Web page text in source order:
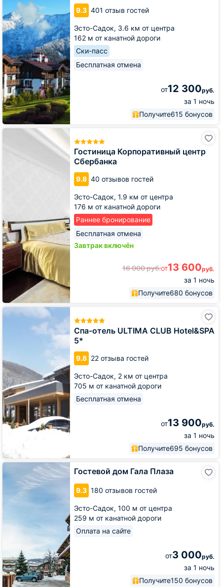
9.3 401 отзыв гостей
Эсто-Садок, 3.6 км от центра
162 м от канатной дороги
Ски-пасс
Бесплатная отмена
от12 300руб.
за 1 ночь
Получите615 бонусов
Гостиница Корпоративный центр
Сбербанка
9.8 40 отзывов гостей
Эсто-Садок, 1.9 км от центра
176 м от канатной дороги
Раннее бронирование
Бесплатная отмена
Завтрак включён
16 000руб.от13 600руб.
за 1 ночь
Получите680 бонусов
Гостиница
Корпоративный
Сбербанка
Спа-отель ULTIMA CLUB Hotel&SPA
5*
9.8 22 отзыва гостей
Эсто-Садок, 2 км от центра
705 м от канатной дороги
Бесплатная отмена
от13 900руб.
за 1 ночь
Получите695 бонусов
Спа-
Гостевой дом Гала Плаза
9.3 180 отзывов гостей
Эсто-Садок, 100 м от центра
259 м от канатной дороги
Оплата на сайте
от3 000руб.
за 1 ночь
Получите150 бонусов
Гостевой
дом